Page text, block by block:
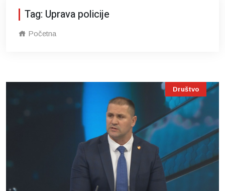
Tag: Uprava policije
Početna
Društvo